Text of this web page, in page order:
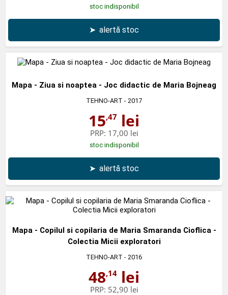
stoc indisponibil
➤ alertă stoc
Mapa - Ziua si noaptea - Joc didactic de Maria Bojneag
TEHNO-ART - 2017
15,47 lei
PRP: 17,00 lei
stoc indisponibil
➤ alertă stoc
Mapa - Copilul si copilaria de Maria Smaranda Cioflica -
Colectia Micii exploratori
TEHNO-ART - 2016
48,14 lei
PRP: 52,90 lei